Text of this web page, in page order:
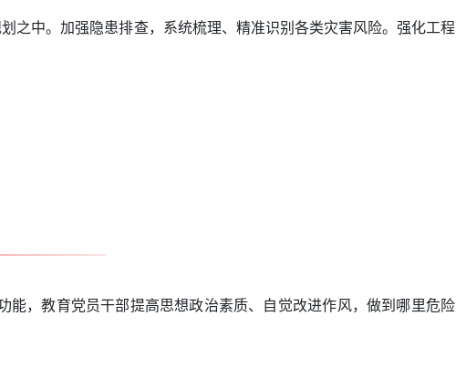
中。加强隐患排查，系统梳理、精准识别各类灾害风险。强化工程
，教育党员干部提高思想政治素质、自觉改进作风，做到哪里危险